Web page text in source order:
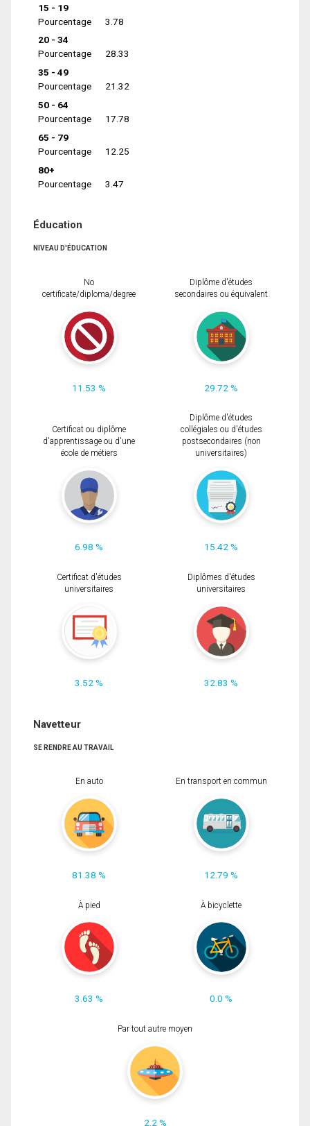
15 - 19
Pourcentage
3.78
20 - 34
Pourcentage
28.33
35 - 49
Pourcentage
21.32
50 - 64
Pourcentage
17.78
65 - 79
Pourcentage
12.25
80+
Pourcentage
3.47
Éducation
NIVEAU D'ÉDUCATION
No
certificate/diploma/degree
11.53 %
Diplôme d'études
secondaires ou équivalent
29.72 %
Certificat ou diplôme
d'apprentissage ou d'une
école de métiers
6.98 %
Diplôme d'études
collégiales ou d'études
postsecondaires (non
universitaires)
15.42 %
Certificat d'études
universitaires
3.52 %
Diplômes d'études
universitaires
32.83 %
Navetteur
SE RENDRE AU TRAVAIL
En auto
81.38 %
En transport en commun
12.79 %
À pied
3.63 %
À bicyclette
0.0 %
Par tout autre moyen
2.2 %